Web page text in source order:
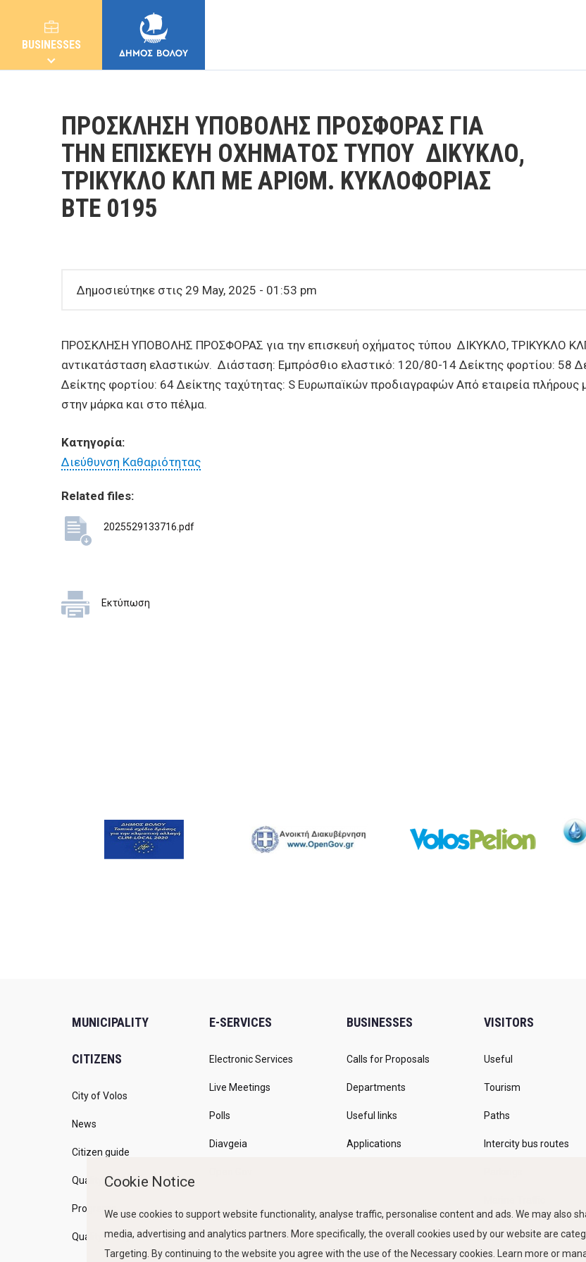
BUSINESSES
MUNICIPALITY
ΠΡΟΣΚΛΗΣΗ ΥΠΟΒΟΛΗΣ ΠΡΟΣΦΟΡΑΣ ΓΙΑ
ΤΗΝ ΕΠΙΣΚΕΥΗ ΟΧΗΜΑΤΟΣ ΤΥΠΟΥ ΔΙΚΥΚΛΟ,
ΤΡΙΚΥΚΛΟ ΚΛΠ ΜΕ ΑΡΙΘΜ. ΚΥΚΛΟΦΟΡΙΑΣ
ΒΤΕ 0195
Δημοσιεύτηκε στις 29 May, 2025 - 01:53 pm
ΠΡΟΣΚΛΗΣΗ ΥΠΟΒΟΛΗΣ ΠΡΟΣΦΟΡΑΣ για την επισκευή οχήματος τύπου ΔΙΚΥΚΛΟ, ΤΡΙΚΥΚΛΟ ΚΛΠ
αντικατάσταση ελαστικών. Διάσταση: Εμπρόσθιο ελαστικό: 120/80-14 Δείκτης φορτίου: 58
Δείκτης φορτίου: 64 Δείκτης ταχύτητας: S Ευρωπαϊκών προδιαγραφών Από εταιρεία
στην μάρκα και στο πέλμα.
Κατηγορία:
Διεύθυνση Καθαριότητας
Related files:
2025529133716.pdf
Εκτύπωση
MUNICIPALITY
CITIZENS
City of Volos
News
Citizen guide
Quality of life
Programs
Quality Policy
E-SERVICES
Electronic Services
Live Meetings
Polls
Diavgeia
BUSINESSES
Calls for Proposals
Departments
Useful links
Applications
VISITORS
Useful
Tourism
Paths
Intercity bus routes
Cookie Notice
We use cookies to support website functionality, analyse traffic, personalise content and ads. We may also
media, advertising and analytics partners. More specifically, the overall cookies used by our website are
Targeting. By continuing to the website you agree with the use of the Necessary cookies. Learn more or